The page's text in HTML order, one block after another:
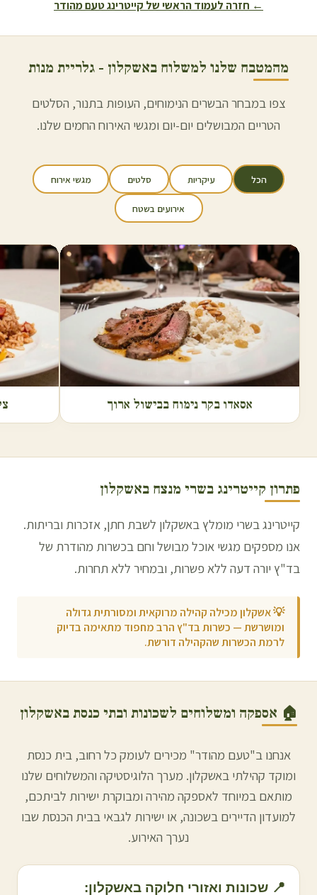
← חזרה לעמוד הראשי של קייטרינג טעם מהודר
מהמטבח שלנו למשלוח באשקלון - גלריית מנות
צפו במבחר הבשרים הנימוחים, העופות בתנור, הסלטים
הטריים המבושלים יום-יום ומגשי האירוח החמים שלנו.
הכל עיקריות סלטים מגשי אירוח
אירועים בשטח
אסאדו בקר נימוח בבישול ארוך
פתרון קייטרינג בשרי מנצח באשקלון
קייטרינג בשרי מומלץ באשקלון לשבת חתן, אזכרות ובריתות.
אנו מספקים מגשי אוכל מבושל וחם בכשרות מהודרת של
בד"ץ יורה דעה ללא פשרות, ובמחיר ללא תחרות.
💡אשקלון מכילה קהילה מרוקאית ומסורתית גדולה
ומושרשת — כשרות בד"ץ הרב מחפוד מתאימה בדיוק
לרמת הכשרות שהקהילה דורשת.
🏠 אספקה ומשלוחים לשכונות ובתי כנסת באשקלון
אנחנו ב"טעם מהודר" מכירים לעומק כל רחוב, בית כנסת
ומוקד קהילתי באשקלון. מערך הלוגיסטיקה והמשלוחים שלנו
מותאם במיוחד לאספקה מהירה ומבוקרת ישירות לביתכם,
למועדון הדיירים בשכונה, או ישירות לגבאי בבית הכנסת שבו
נערך האירוע.
📍 שכונות ואזורי חלוקה באשקלון: